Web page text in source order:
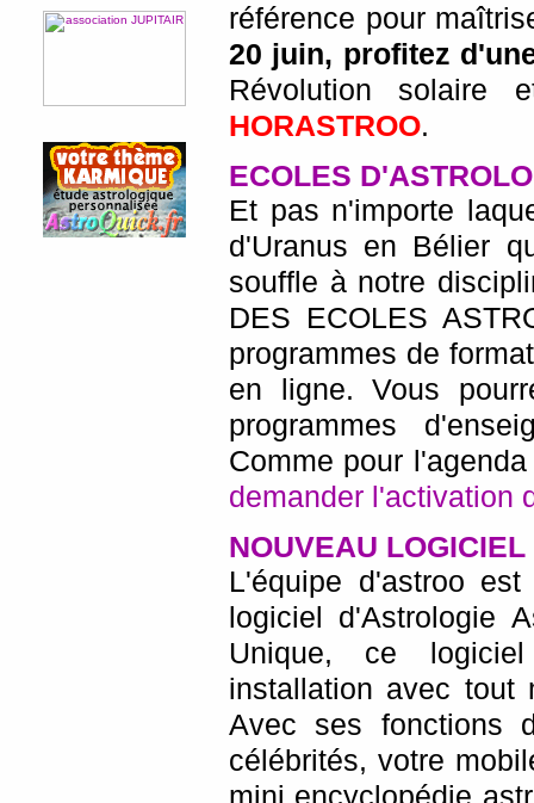
référence pour
20 juin, profitez
Révolution solaire
HORASTROO.
ECOLES
Et pas n'importe
d'Uranus en Bélier
souffle à notre
DES ECOLES
programmes de
en ligne. Vous
programmes
Comme pour
demander l'activation
NOUVEAU
L'équipe d'astroo
logiciel d'Astrologie
Unique, ce
installation avec tout
Avec ses fonctions
célébrités, votre
mini encyclopédie